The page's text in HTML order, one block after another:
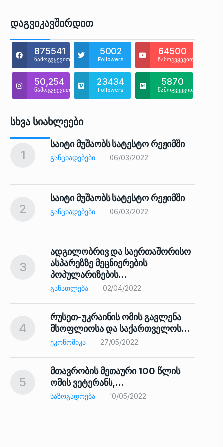
Დაგვიკავშირდით
875541
წამოგვყევით
5002
Followers
64500
წამოგვყევით
50,254
წამოგვყევით
23434
Followers
5870
წამოგვყევით
Სხვა Სიახლეები
1
საიტი მუშაობს სატესტო რეჟიმში
ᲒᲐᲜᲪᲮᲐᲓᲔᲑᲔᲑᲘ 06/03/2022
2
საიტი მუშაობს სატესტო რეჟიმში
ᲒᲐᲜᲪᲮᲐᲓᲔᲑᲔᲑᲘ 06/03/2022
3
ადგილობრივ და საერთაშორისო
ასპარეზზე მეცნიერების
პოპულარიზების…
ᲒᲐᲜᲐᲗᲚᲔᲑᲐ 02/04/2022
4
რუსეთ-უკრაინის ომის გავლენა
მსოფლიოსა და საქართველოს…
ᲔᲙᲝᲜᲝᲛᲘᲙᲐ 27/05/2022
5
მთავრობის მეთაური 100 წლის
ომის ვეტერანს,…
ᲡᲐᲖᲝᲒᲐᲓᲝᲔᲑᲐ 10/05/2022